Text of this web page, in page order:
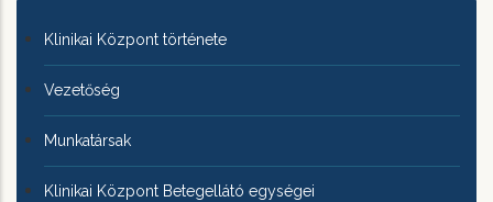
KLINIKAI
KÖZPONTRÓL
Klinikai Központ története
Vezetőség
Munkatársak
Klinikai Központ Betegellátó egységei